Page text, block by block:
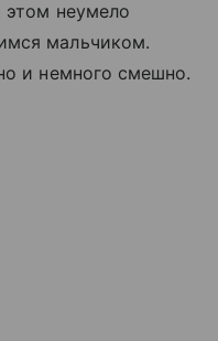
неумело
мальчиком.
и немного смешно.